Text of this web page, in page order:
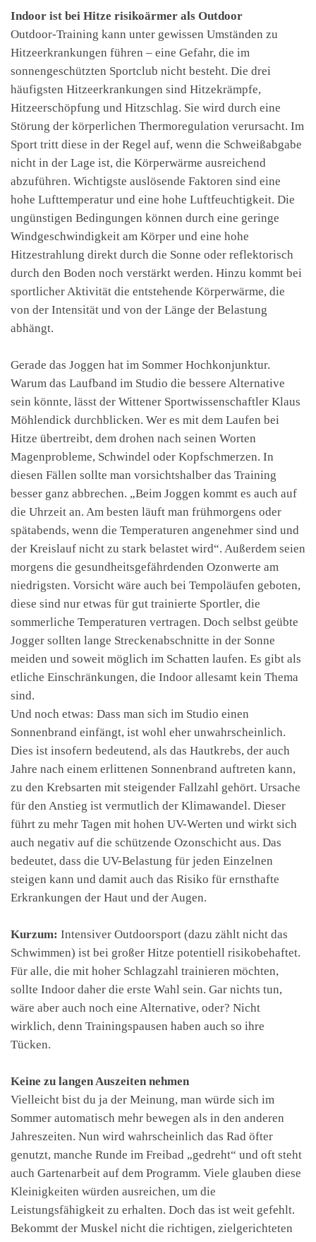
Indoor ist bei Hitze risikoärmer als Outdoor
Outdoor-Training kann unter gewissen Umständen zu
Hitzeerkrankungen führen – eine Gefahr, die im
sonnengeschützten Sportclub nicht besteht. Die drei
häufigsten Hitzeerkrankungen sind Hitzekrämpfe,
Hitzeerschöpfung und Hitzschlag. Sie wird durch eine
Störung der körperlichen Thermoregulation verursacht. Im
Sport tritt diese in der Regel auf, wenn die Schweißabgabe
nicht in der Lage ist, die Körperwärme ausreichend
abzuführen. Wichtigste auslösende Faktoren sind eine
hohe Lufttemperatur und eine hohe Luftfeuchtigkeit. Die
ungünstigen Bedingungen können durch eine geringe
Windgeschwindigkeit am Körper und eine hohe
Hitzestrahlung direkt durch die Sonne oder reflektorisch
durch den Boden noch verstärkt werden. Hinzu kommt bei
sportlicher Aktivität die entstehende Körperwärme, die
von der Intensität und von der Länge der Belastung
abhängt.
Gerade das Joggen hat im Sommer Hochkonjunktur.
Warum das Laufband im Studio die bessere Alternative
sein könnte, lässt der Wittener Sportwissenschaftler Klaus
Möhlendick durchblicken. Wer es mit dem Laufen bei
Hitze übertreibt, dem drohen nach seinen Worten
Magenprobleme, Schwindel oder Kopfschmerzen. In
diesen Fällen sollte man vorsichtshalber das Training
besser ganz abbrechen. „Beim Joggen kommt es auch auf
die Uhrzeit an. Am besten läuft man frühmorgens oder
spätabends, wenn die Temperaturen angenehmer sind und
der Kreislauf nicht zu stark belastet wird“. Außerdem seien
morgens die gesundheitsgefährdenden Ozonwerte am
niedrigsten. Vorsicht wäre auch bei Tempoläufen geboten,
diese sind nur etwas für gut trainierte Sportler, die
sommerliche Temperaturen vertragen. Doch selbst geübte
Jogger sollten lange Streckenabschnitte in der Sonne
meiden und soweit möglich im Schatten laufen. Es gibt als
etliche Einschränkungen, die Indoor allesamt kein Thema
sind.
Und noch etwas: Dass man sich im Studio einen
Sonnenbrand einfängt, ist wohl eher unwahrscheinlich.
Dies ist insofern bedeutend, als das Hautkrebs, der auch
Jahre nach einem erlittenen Sonnenbrand auftreten kann,
zu den Krebsarten mit steigender Fallzahl gehört. Ursache
für den Anstieg ist vermutlich der Klimawandel. Dieser
führt zu mehr Tagen mit hohen UV-Werten und wirkt sich
auch negativ auf die schützende Ozonschicht aus. Das
bedeutet, dass die UV-Belastung für jeden Einzelnen
steigen kann und damit auch das Risiko für ernsthafte
Erkrankungen der Haut und der Augen.
Kurzum: Intensiver Outdoorsport (dazu zählt nicht das
Schwimmen) ist bei großer Hitze potentiell risikobehaftet.
Für alle, die mit hoher Schlagzahl trainieren möchten,
sollte Indoor daher die erste Wahl sein. Gar nichts tun,
wäre aber auch noch eine Alternative, oder? Nicht
wirklich, denn Trainingspausen haben auch so ihre
Tücken.
Keine zu langen Auszeiten nehmen
Vielleicht bist du ja der Meinung, man würde sich im
Sommer automatisch mehr bewegen als in den anderen
Jahreszeiten. Nun wird wahrscheinlich das Rad öfter
genutzt, manche Runde im Freibad „gedreht“ und oft steht
auch Gartenarbeit auf dem Programm. Viele glauben diese
Kleinigkeiten würden ausreichen, um die
Leistungsfähigkeit zu erhalten. Doch das ist weit gefehlt.
Bekommt der Muskel nicht die richtigen, zielgerichteten